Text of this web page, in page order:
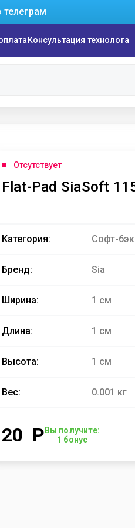
Консультация технолога
Отсутствует
Категория: Софт-бэк
Бренд: Sia
Ширина: 1 см
Длина: 1 см
Высота: 1 см
Вес: 0.001 кг
20 Р Вы получите:
1 бонус